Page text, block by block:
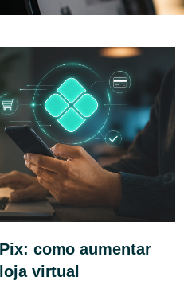
como aumentar
virtual